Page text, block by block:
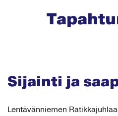
Sijainti ja
Lentävänniemen